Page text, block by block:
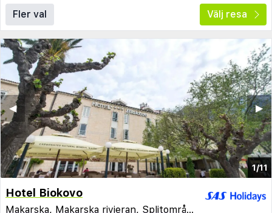
Fler val Välj resa
1/11
▶︎
◀︎
Hotel Biokovo
Makarska, Makarska rivieran, Splitområdet